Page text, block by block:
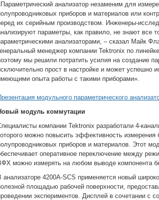
анализатор незаменим для
приборов и материалов или
их серийным производством. Инженеры-
параметры, как правило, не знают все
анализаторами, – сказал Майк
менеджер компании Tektronix по
мы решили потратить усилия на создание
прост в настройке и может успешно
опыта работы с такими приборами».
модульного параметрического
модуль коммутации
компании Tektronix разработали 4-
можно повысить эффективность
приборов и материалов. Этот
оперативное переключение между
можно измерять на любом выводе компонента
анализаторе 4200A-SCS применяется новый
площадью рабочей поверхности,
экспериментов. Дисплей в сочетании с